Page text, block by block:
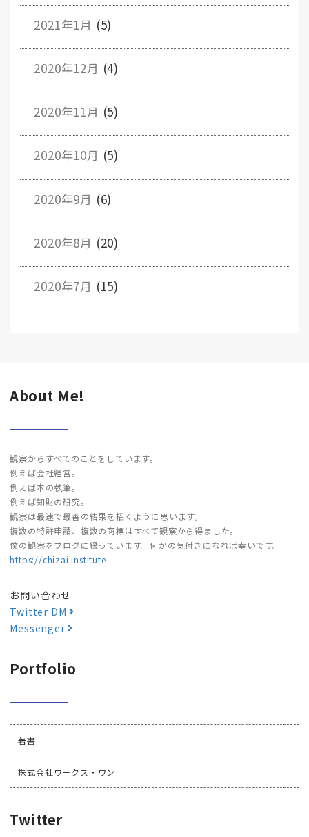
2021年1月 (5)
2020年12月 (4)
2020年11月 (5)
2020年10月 (5)
2020年9月 (6)
2020年8月 (20)
2020年7月 (15)
About Me!
観察からすべてのことをしています。
例えば会社経営。
例えば本の執筆。
例えば知財の研究。
観察は最速で最善の結果を招くように思います。
複数の特許申請、複数の商標はすべて観察から得ました。
僕の観察をブログに綴っています。何かの気付きになれば幸いです。
https://chizai.institute
お問い合わせ
Twitter DM
Messenger
Portfolio
著書
株式会社ワークス・ワン
Twitter